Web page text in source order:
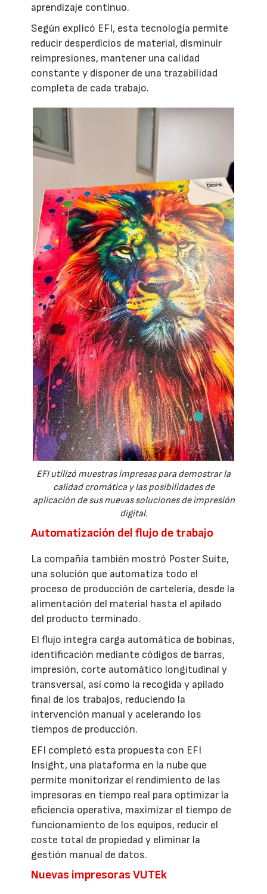
aprendizaje continuo.
Según explicó EFI, esta tecnología permite
reducir desperdicios de material, disminuir
reimpresiones, mantener una calidad
constante y disponer de una trazabilidad
completa de cada trabajo.
EFI utilizó muestras impresas para demostrar la
calidad cromática y las posibilidades de
aplicación de sus nuevas soluciones de impresión
digital.
Automatización del flujo de trabajo
La compañía también mostró Poster Suite,
una solución que automatiza todo el
proceso de producción de cartelería, desde la
alimentación del material hasta el apilado
del producto terminado.
El flujo integra carga automática de bobinas,
identificación mediante códigos de barras,
impresión, corte automático longitudinal y
transversal, así como la recogida y apilado
final de los trabajos, reduciendo la
intervención manual y acelerando los
tiempos de producción.
EFI completó esta propuesta con EFI
Insight, una plataforma en la nube que
permite monitorizar el rendimiento de las
impresoras en tiempo real para optimizar la
eficiencia operativa, maximizar el tiempo de
funcionamiento de los equipos, reducir el
coste total de propiedad y eliminar la
gestión manual de datos.
Nuevas impresoras VUTEk